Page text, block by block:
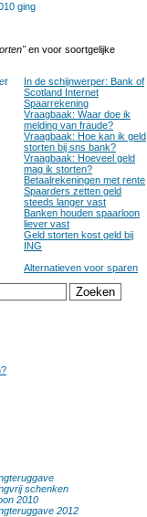
ging
en voor soortgelijke
In de schijnwerper: Bank of
Scotland Internet
Spaarrekening
Vraagbaak: Waar doe ik
melding van fraude?
Vraagbaak: Hoe kan ik geld
storten bij sns bank?
Vraagbaak: Hoeveel geld
mag ik storten?
Betaalrekeningen met rente
Spaarders zetten geld
steeds langer vast
Banken houden spaarloon
liever vast
Geld storten kost geld bij
ING
Alternatieven voor sparen
schenken
2010
2012